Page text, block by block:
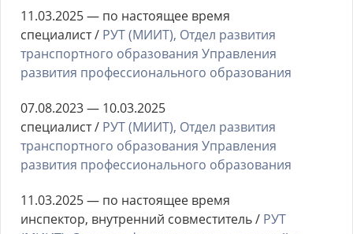
11.03.2025 — по настоящее время
специалист / РУТ (МИИТ), Отдел развития
транспортного образования Управления
развития профессионального образования
07.08.2023 — 10.03.2025
специалист / РУТ (МИИТ), Отдел развития
транспортного образования Управления
развития профессионального образования
11.03.2025 — по настоящее время
инспектор, внутренний совместитель / РУТ